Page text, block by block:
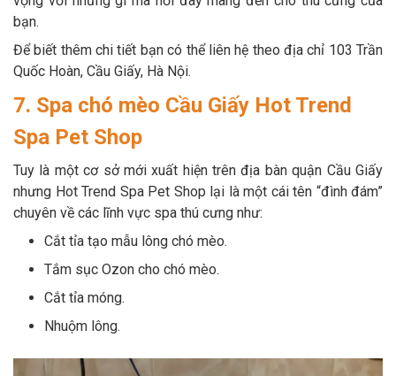
bạn.
Để biết thêm chi tiết bạn có thể liên hệ theo địa chỉ 103 Trần
Quốc Hoàn, Cầu Giấy, Hà Nội.
7. Spa chó mèo Cầu Giấy Hot Trend
Spa Pet Shop
Tuy là một cơ sở mới xuất hiện trên địa bàn quận Cầu Giấy
nhưng Hot Trend Spa Pet Shop lại là một cái tên “đình đám”
chuyên về các lĩnh vực spa thú cưng như:
Cắt tỉa tạo mẫu lông chó mèo.
Tắm sục Ozon cho chó mèo.
Cắt tỉa móng.
Nhuộm lông.